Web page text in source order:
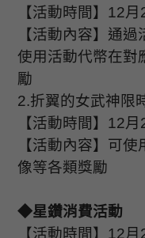
【活動時間】 12月
【活動內容】通
使用活動代幣在對
勵
2.折翼的女武神限
【活動時間】 12月
【活動內容】可
像等各類獎勵
◆星鑽消費活動
【活動時間】 12月